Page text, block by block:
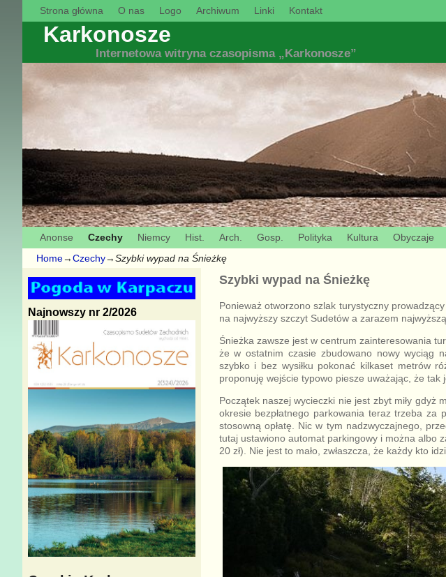
Strona główna O nas Logo Archiwum Linki Kontakt
Karkonosze
Internetowa witryna czasopisma „Karkonosze”
Anonse Czechy Niemcy Hist. Arch. Gosp. Polityka Kultura Obyczaje
Home→Czechy→Szybki wypad na Śnieżkę
Szybki wypad na Śnieżkę
Ponieważ otworzono szlak turystyczny
na najwyższy szczyt Sudetów a zarazem
Śnieżka zawsze jest w centrum zainteresowania
że w ostatnim czasie zbudowano nowy wyciąg
szybko i bez wysiłku pokonać kilkaset metrów
proponuję wejście typowo piesze uważając, że tak
Początek naszej wycieczki nie jest zbyt miły
okresie bezpłatnego parkowania teraz trzeba za
stosowną opłatę. Nic w tym nadzwyczajnego,
tutaj ustawiono automat parkingowy i można albo
20 zł). Nie jest to mało, zwłaszcza, że każdy kto
Najnowszy nr 2/2026